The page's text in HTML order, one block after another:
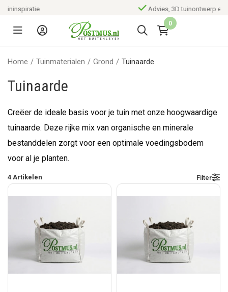
Advies, 3D tuinontwerp en aanleg
0
Home / Tuinmaterialen / Grond / Tuinaarde
Tuinaarde
Creëer de ideale basis voor je tuin met onze hoogwaardige
tuinaarde. Deze rijke mix van organische en minerale
bestanddelen zorgt voor een optimale voedingsbodem
voor al je planten.
4 Artikelen Filter